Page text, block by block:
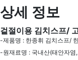
상세 정보
겉절이용 김치스프/
-제품명 : 한종휘 김치스프/
-원재료명 : 국내산(태안자염